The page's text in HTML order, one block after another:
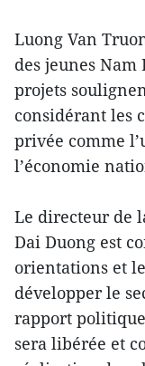
Luong Van
des jeunes Nam
projets
considérant les
privée comme
l’économie
Le directeur de
Dai Duong est
orientations et
développer le
rapport
sera libérée et